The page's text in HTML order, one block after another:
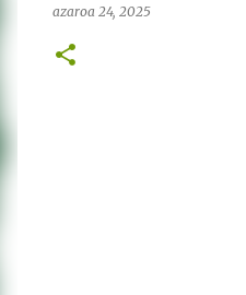
azaroa 24, 2025